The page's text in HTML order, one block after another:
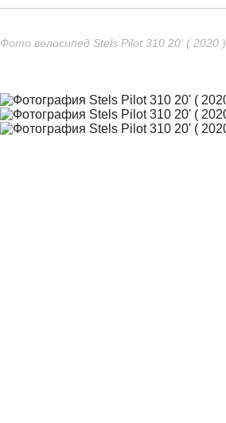
Фото велосипед Stels Pilot 310 20' ( 2020.)